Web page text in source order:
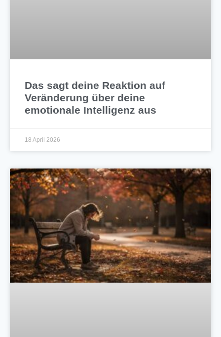
Das sagt deine Reaktion auf
Veränderung über deine
emotionale Intelligenz aus
18 April 2026